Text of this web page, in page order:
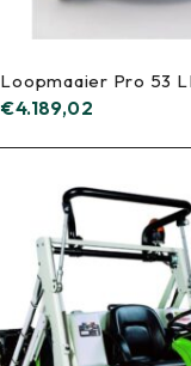
Loopmaaier Pro 53
€4.189,02